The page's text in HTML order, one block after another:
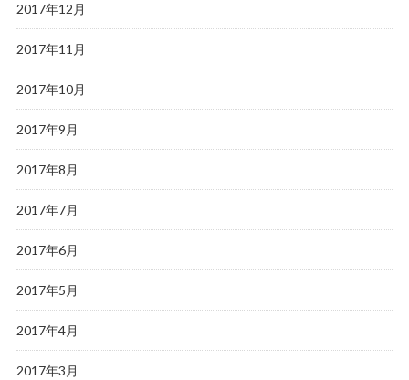
2017年12月
2017年11月
2017年10月
2017年9月
2017年8月
2017年7月
2017年6月
2017年5月
2017年4月
2017年3月